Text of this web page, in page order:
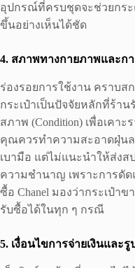
อุปกรณ์ที่ครบชุดจะช่วยกระ
ขึ้นอย่างเห็นได้ชัด
4. สภาพทางกายภาพและก
ร่องรอยการใช้งาน คราบ
กระเป๋าเป็นปัจจัยหลักที่ร้าน
สภาพ (Condition) เพื่อเคา
คุณควรทำความสะอาดฝุ่นล
เบามือ แต่ไม่แนะนำให้ส่งส
ความชำนาญ เพราะการดั
ซื้อ Chanel มองว่ากระเป๋า
รับซื้อได้ในทุก ๆ กรณี
5. เงื่อนไขการจ่ายเงินแล